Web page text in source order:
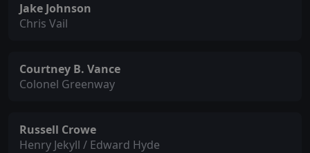
Jake Johnson
Chris Vail
Courtney B. Vance
Colonel Greenway
Russell Crowe
Henry Jekyll / Edward Hyde